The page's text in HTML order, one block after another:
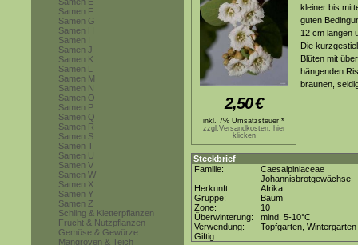
Samen F
Samen G
Samen H
Samen I
Samen J
Samen K
Samen L
Samen M
Samen N
Samen O
Samen P
Samen Q
Samen R
Samen S
Samen T
Samen U
Samen V
Samen W
Samen X
Samen Y
Samen Z
Schling & Kletterpflanzen
Frucht & Nutzpflanzen
Gemüse & Gewürze
Mangroven & Teich
2,50€
inkl. 7% Umsatzsteuer *
zzgl.Versandkosten, hier
klicken
kleiner bis
guten
12 cm langen
Die
Blüten mit
hängenden
braunen,
Steckbrief
Familie:
Caesalpiniaceae
Johannisbrotgewächse
Herkunft:
Afrika
Gruppe:
Baum
Zone:
10
Überwinterung:
mind. 5-10°C
Verwendung:
Topfgarten, Wintergarten
Giftig: